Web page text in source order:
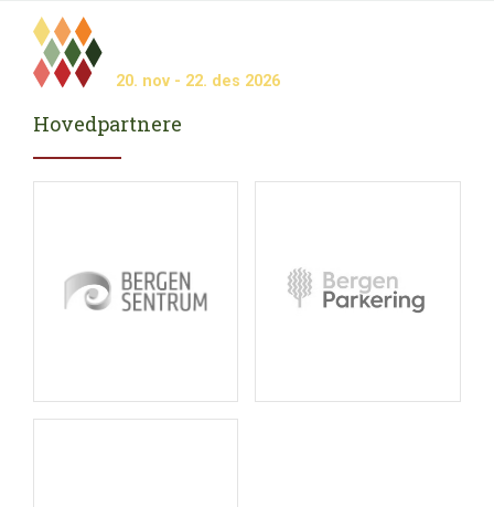
20. nov - 22. des 2026
Hovedpartnere